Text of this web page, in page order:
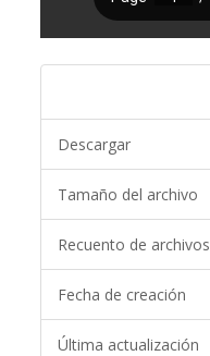
Descargar
Tamaño del archivo
Recuento de archivos
Fecha de creación
Última actualización